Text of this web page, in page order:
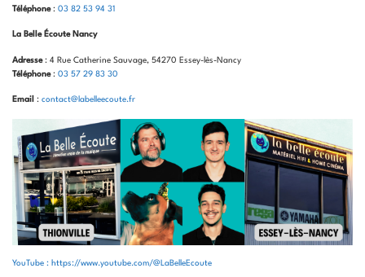
Téléphone: 03 82 53 94 31
La Belle Écoute Nancy
Adresse: 4 Rue Catherine Sauvage, 54270 Essey-lès-Nancy
Téléphone: 03 57 29 83 30
Email : contact@labelleecoute.fr
YouTube : https://www.youtube.com/@LaBelleEcoute